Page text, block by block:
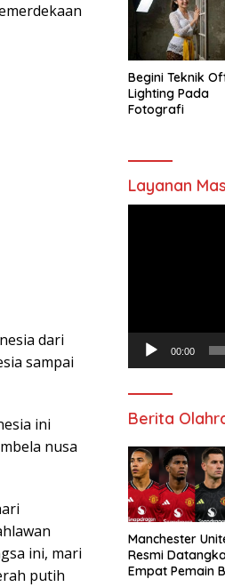
dari
sampai
ini
nusa
ini, mari
putih
Begini Teknik
Lighting Pada
Fotografi
Layanan
00:00
Berita
Manchester
Resmi
Empat Pemain